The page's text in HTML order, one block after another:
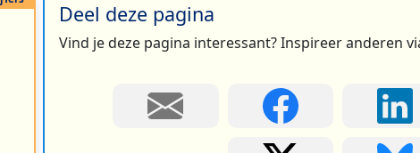
Deel deze pagina
Vind je deze pagina interessant? Inspireer anderen